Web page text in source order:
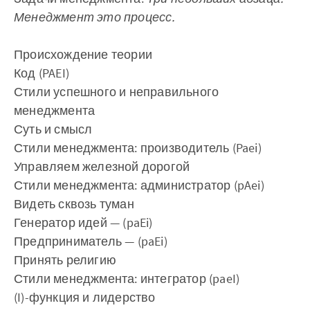
Менеджмент это процесс.
Происхождение теории
Код (PAEI)
Стили успешного и неправильного
менеджмента
Суть и смысл
Стили менеджмента: производитель (Paei)
Управляем железной дорогой
Стили менеджмента: администратор (pAei)
Видеть сквозь туман
Генератор идей — (paEi)
Предприниматель — (paEi)
Принять религию
Стили менеджмента: интегратор (paeI)
(I)-функция и лидерство